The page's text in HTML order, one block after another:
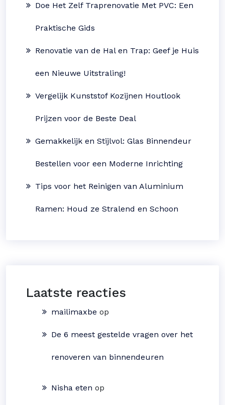
Doe Het Zelf Traprenovatie Met PVC: Een
Praktische Gids
Renovatie van de Hal en Trap: Geef je Huis
een Nieuwe Uitstraling!
Vergelijk Kunststof Kozijnen Houtlook
Prijzen voor de Beste Deal
Gemakkelijk en Stijlvol: Glas Binnendeur
Bestellen voor een Moderne Inrichting
Tips voor het Reinigen van Aluminium
Ramen: Houd ze Stralend en Schoon
Laatste reacties
mailimaxbe op
De 6 meest gestelde vragen over het
renoveren van binnendeuren
Nisha eten op